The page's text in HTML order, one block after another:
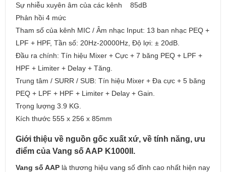
Sự nhiễu xuyên âm của các kênh 85dB
Phản hồi 4 mức
Tham số của kênh MIC / Âm nhạc Input: 13 ban nhạc PEQ +
LPF + HPF, Tần số: 20Hz-20000Hz, Độ lợi: ± 20dB.
Đầu ra chính: Tín hiệu Mixer + Cực + 7 băng PEQ + LPF +
HPF + Limiter + Delay + Tăng.
Trung tâm / SURR / SUB: Tín hiệu Mixer + Đa cực + 5 băng
PEQ + LPF + HPF + Limiter + Delay + Gain.
Trọng lượng 3.9 KG.
Kích thước 555 x 256 x 85mm
Giới thiệu về nguồn gốc xuất xứ, về tính năng, ưu
điểm của Vang số AAP K1000II.
Vang số AAP là thương hiệu vang số đỉnh cao nhất hiện nay